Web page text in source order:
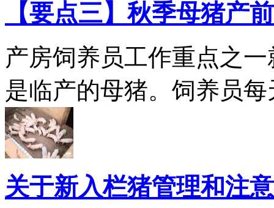
【要点三】秋季母猪产
产房饲养员工作重点之
是临产的母猪。饲养员每
关于新入栏猪管理和注